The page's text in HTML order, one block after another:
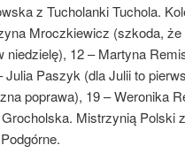
z Tucholanki Tuchola.
Mroczkiewicz (szkoda,
niedzielę), 12 – Martyna
Paszyk (dla Julii to
poprawa), 19 – Weronika
Mistrzynią Polski